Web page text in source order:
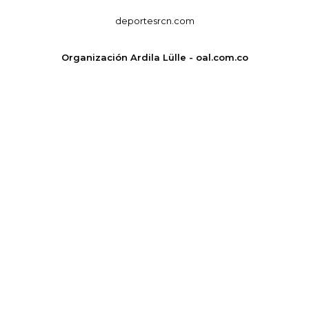
deportesrcn.com
Organización Ardila Lülle - oal.com.co